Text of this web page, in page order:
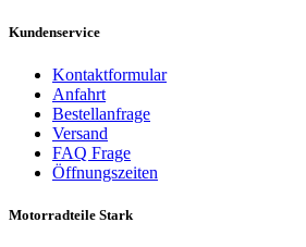
Kundenservice
Kontaktformular
Anfahrt
Bestellanfrage
Versand
FAQ Frage
Öffnungszeiten
Motorradteile Stark